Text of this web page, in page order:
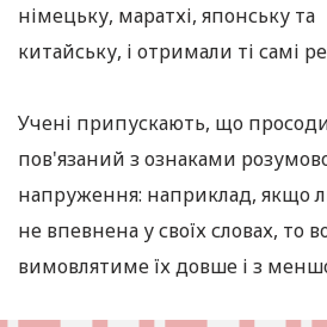
німецьку, маратхі, японську та
китайську, і отримали ті самі
Учені припускають, що
пов'язаний з ознаками
напруження: наприклад, якщо
не впевнена у своїх словах, то
вимовлятиме їх довше і з